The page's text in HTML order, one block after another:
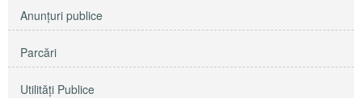
Anunţuri publice
Parcări
Utilităţi Publice